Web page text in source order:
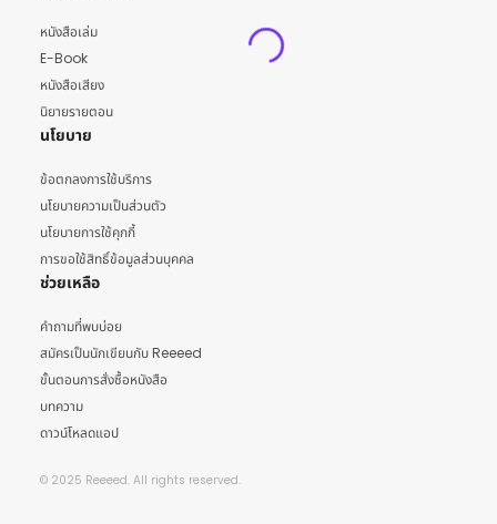
หนังสือเล่ม
E-Book
หนังสือเสียง
นิยายรายตอน
นโยบาย
ข้อตกลงการใช้บริการ
นโยบายความเป็นส่วนตัว
นโยบายการใช้คุกกี้
การขอใช้สิทธิ์ข้อมูลส่วนบุคคล
ช่วยเหลือ
คำถามที่พบบ่อย
สมัครเป็นนักเขียนกับ Reeeed
ขั้นตอนการสั่งซื้อหนังสือ
บทความ
ดาวน์โหลดแอป
© 2025 Reeeed. All rights reserved.